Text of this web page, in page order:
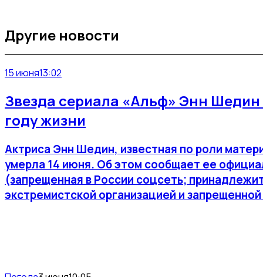
Другие новости
15 июня13:02
Звезда сериала «Альф» Энн
году жизни
Актриса Энн Шедин, известная по роли
умерла 14 июня. Об этом сообщает ее
(запрещенная в России соцсеть;
экстремистской организацией и